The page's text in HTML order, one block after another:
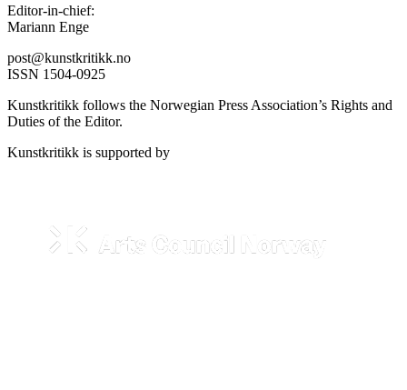
Editor-in-chief:
Mariann Enge
post@kunstkritikk.no
ISSN 1504-0925
Kunstkritikk follows the Norwegian Press Association’s Rights and
Duties of the Editor.
Kunstkritikk is supported by